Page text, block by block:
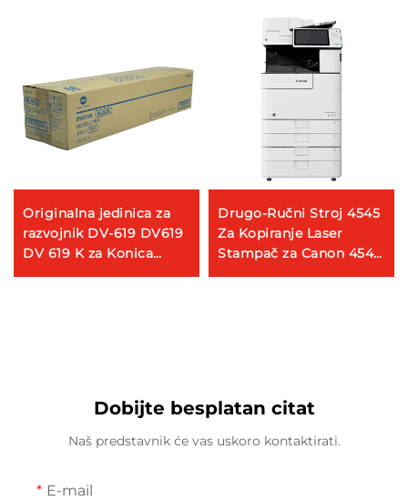
Originalna jedinica za
razvojnik DV-619 DV619
DV 619 K za Konica
Minolta Bizhub C458
Drugo-Ručni Stroj 4545
Za Kopiranje Laser
Stampač za Canon 4545
Remontirani A3 Stroj Za
Dobijte besplatan citat
Naš predstavnik će vas uskoro kontaktirati.
E-mail